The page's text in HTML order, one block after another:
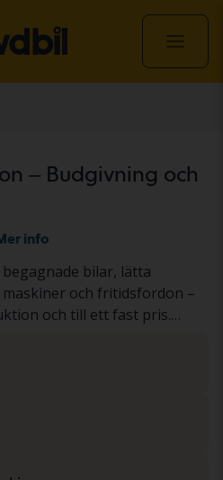
– Budgivning och
info
bilar, lätta
och fritidsfordon –
och till ett fast pris.
utifrån ett standardiserat
vi i